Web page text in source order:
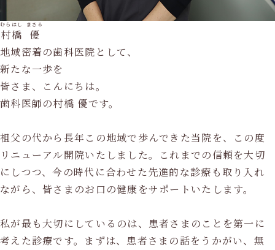
村橋
むらはし
優
まさる
地域密着の歯科医院として、
新たな一歩を
皆さま、こんにちは。
歯科医師の村橋 優です。
祖父の代から長年この地域で歩んできた当院を、この度
リニューアル開院いたしました。これまでの信頼を大切
にしつつ、今の時代に合わせた先進的な診療も取り入れ
ながら、皆さまのお口の健康をサポートいたします。
私が最も大切にしているのは、患者さまのことを第一に
考えた診療です。まずは、患者さまの話をうかがい、無